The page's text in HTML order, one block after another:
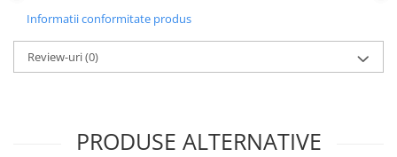
Dibluri cu surub
Dibluri cui percutie
Dibluri cu carlig
Dibluri pentru termoizolatii
Informatii conformitate produs
Review-uri(0)
PRODUSE ALTERNATIVE